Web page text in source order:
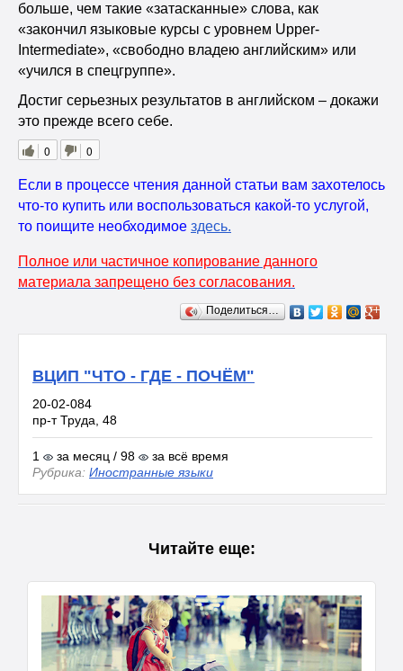
больше, чем такие «затасканные» слова, как
«закончил языковые курсы с уровнем Upper-
Intermediate», «свободно владею английским» или
«учился в спецгруппе».
Достиг серьезных результатов в английском – докажи
это прежде всего себе.
0
0
Если в процессе чтения данной статьи вам захотелось
что-то купить или воспользоваться какой-то услугой,
то поищите необходимое здесь.
Полное или частичное копирование данного
материала запрещено без согласования.
Поделиться…
ВЦИП "ЧТО - ГДЕ - ПОЧЁМ"
20-02-084
пр-т Труда, 48
1 за месяц / 98
за всё время
Рубрика: Иностранные языки
Читайте еще: